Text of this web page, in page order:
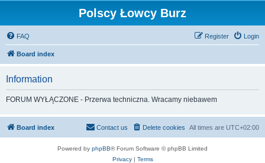
Polscy Łowcy Burz
FAQ Login
Register
Board index
Information
FORUM WYŁĄCZONE - Przerwa techniczna. Wracamy niebawem
Board index All times are UTC+02:00
Delete cookies
Contact us
Powered by phpBB® Forum Software © phpBB Limited
Privacy| Terms